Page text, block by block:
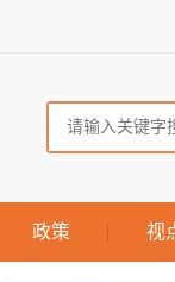
政策 视